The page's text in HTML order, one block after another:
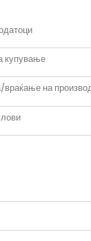
купување
враќање на